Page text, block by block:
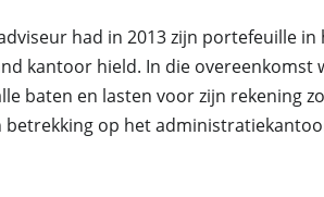
had in 2013 zijn portefeuille
kantoor hield. In die overeenkomst
baten en lasten voor zijn rekening
betrekking op het